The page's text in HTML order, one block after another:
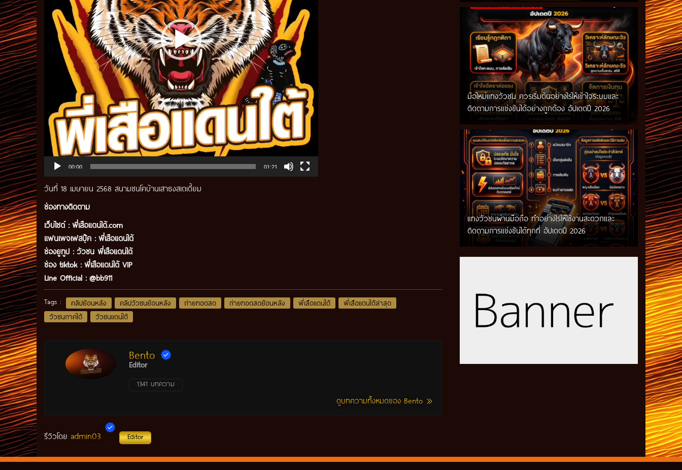
00:00 01:21
วันที่ 18 เมษายน 2568 สนามชนโคบ้านเสาธงสเตเดี้ยม
ช่องทางติดตาม
เว็บไซต์ : พี่เสือแดนใต้.com
แฟนเพจเฟสบุ๊ค : พี่เสือแดนใต้
ช่องยูทูป : วัวชน พี่เสือแดนใต้
ช่อง tiktok : พี่เสือแดนใต้ VIP
Line Official : @bb911
Tags : คลิปย้อนหลัง คลิปวัวชนย้อนหลัง ถ่ายทอดสด ถ่ายทอดสดย้อนหลัง พี่เสือแดนใต้
พี่เสือแดนใต้ล่าสุด
วัวชนภาคใต้
วัวชนแดนใต้
Bento
Editor
1341 บทความ
ดูบทความทั้งหมดของ Bento
รีวิวโดย admin03 Editor
มือใหม่แทงวัวชน ควรเริ่มต้นอย่างไรให้เข้าใจระบบและ
ติดตามการแข่งขันได้อย่างถูกต้อง อัปเดตปี 2026
แทงวัวชนผ่านมือถือ ทำอย่างไรให้ใช้งานสะดวกและ
ติดตามการแข่งขันได้ทุกที่ อัปเดตปี 2026